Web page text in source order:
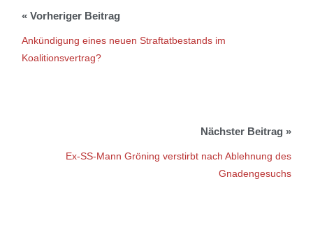
Ankündigung eines neuen Straftatbestands im
Koalitionsvertrag?
Ex-SS-Mann Gröning verstirbt nach Ablehnung des
Gnadengesuchs